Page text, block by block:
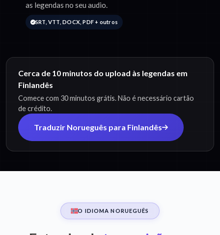
as legendas no seu audio.
SRT, VTT, DOCX, PDF + outros
Cerca de 10 minutos do upload às legendas em
Finlandês
Comece com 30 minutos grátis. Não é necessário cartão
de crédito.
Traduzir Norueguês para Finlandês
O IDIOMA NORUEGUÊS